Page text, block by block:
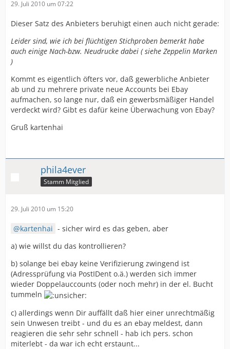
29. Juli 2010 um 07:22
Dieser Satz des Anbieters beruhigt einen auch nicht gerade:
Leider sind, wie ich bei flüchtigen Stichproben bemerkt habe
auch einige Nach-bzw. Neudrucke dabei ( siehe Zeppelin Marken
)
Kommt es eigentlich öfters vor, daß gewerbliche Anbieter
ab und zu mehrere private neue Accounts bei Ebay
aufmachen, so lange nur, daß ein gewerbsmäßiger Handel
verdeckt wird? Gibt es dafür keine Überwachung von Ebay?
Gruß kartenhai
phila4ever
Stamm Mitglied
29. Juli 2010 um 15:20
kartenhai - sicher wird es das geben, aber
a) wie willst du das kontrollieren?
b) solange bei ebay keine Verifizierung zwingend ist
(Adressprüfung via PostIDent o.ä.) werden sich immer
wieder Doppelauccounts (oder noch mehr) in der el. Bucht
tummeln
c) allerdings wenn Dir auffällt daß hier einer unrechtmäßig
sein Unwesen treibt - und du es an ebay meldest, dann
reagieren die sehr sehr schnell - hab ich pers. schon
miterlebt - da war ich echt erstaunt...